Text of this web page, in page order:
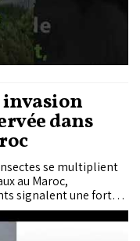
invasion
dans
se multiplient
au Maroc,
signalent une forte
volants autour des